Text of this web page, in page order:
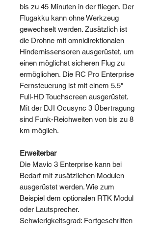
bis zu 45 Minuten in der fliegen. Der
Flugakku kann ohne Werkzeug
gewechselt werden. Zusätzlich ist
die Drohne mit omnidirektionalen
Hindernissensoren ausgerüstet, um
einen möglichst sicheren Flug zu
ermöglichen. Die RC Pro Enterprise
Fernsteuerung ist mit einem 5.5"
Full-HD Touchscreen ausgerüstet.
Mit der DJI Ocusync 3 Übertragung
sind Funk-Reichweiten von bis zu 8
km möglich.
Erweiterbar
Die Mavic 3 Enterprise kann bei
Bedarf mit zusätzlichen Modulen
ausgerüstet werden. Wie zum
Beispiel dem optionalen RTK Modul
oder Lautsprecher.
Schwierigkeitsgrad: Fortgeschritten